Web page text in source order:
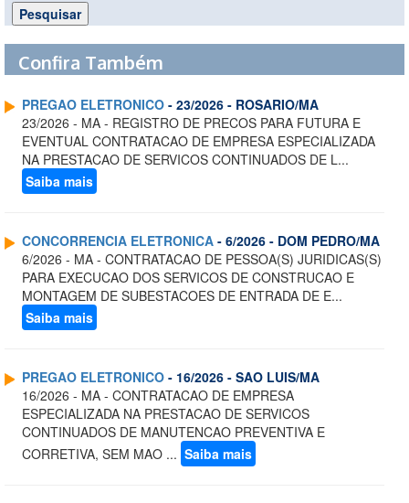
Confira Também
PREGAO ELETRONICO - 23/2026 - ROSARIO/MA
23/2026 - MA - REGISTRO DE PRECOS PARA FUTURA E
EVENTUAL CONTRATACAO DE EMPRESA ESPECIALIZADA
NA PRESTACAO DE SERVICOS CONTINUADOS DE L...
Saiba mais
CONCORRENCIA ELETRONICA - 6/2026 - DOM PEDRO/MA
6/2026 - MA - CONTRATACAO DE PESSOA(S) JURIDICAS(S)
PARA EXECUCAO DOS SERVICOS DE CONSTRUCAO E
MONTAGEM DE SUBESTACOES DE ENTRADA DE E...
Saiba mais
PREGAO ELETRONICO - 16/2026 - SAO LUIS/MA
16/2026 - MA - CONTRATACAO DE EMPRESA
ESPECIALIZADA NA PRESTACAO DE SERVICOS
CONTINUADOS DE MANUTENCAO PREVENTIVA E
CORRETIVA, SEM MAO ... Saiba mais